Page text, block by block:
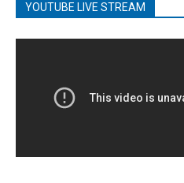
YOUTUBE LIVE STREAM